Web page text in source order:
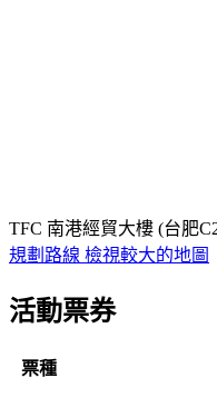
TFC 南港經貿大樓 (台肥
規劃路線 檢視較大的地圖
活動票券
票種